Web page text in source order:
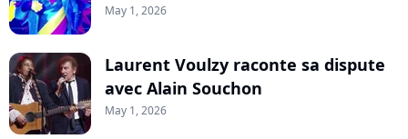
May 1, 2026
Laurent Voulzy raconte sa dispute
avec Alain Souchon
May 1, 2026